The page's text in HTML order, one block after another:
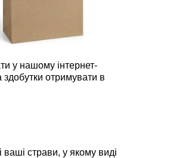
у нашому інтернет-
здобутки отримувати в
ваші страви, у якому виді